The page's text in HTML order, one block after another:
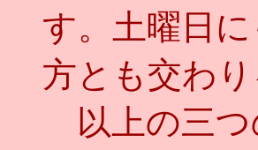
す。土曜日
方とも交わ
以上の三つ